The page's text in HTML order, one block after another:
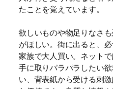
たことを覚えています。
欲しいものや物足りなさ
がほしい。街に出ると、必
家族で大人買い。ネット
手に取りパラパラしたい
い、背表紙から受ける刺